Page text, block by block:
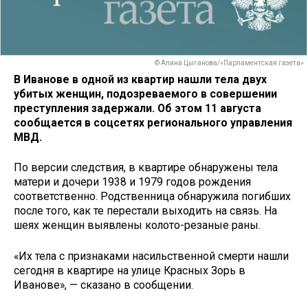
© Алина Цыганова/«Парламентская газета»
В Иванове в одной из квартир нашли тела двух
убитых женщин, подозреваемого в совершении
преступления задержали. Об этом 11 августа
сообщается в соцсетях регионального управления
МВД.
По версии следствия, в квартире обнаружены тела
матери и дочери 1938 и 1979 годов рождения
соответственно. Родственница обнаружила погибших
после того, как те перестали выходить на связь. На
шеях женщин выявлены колото-резаные раны.
«Их тела с признаками насильственной смерти нашли
сегодня в квартире на улице Красных Зорь в
Иванове», — сказано в сообщении.